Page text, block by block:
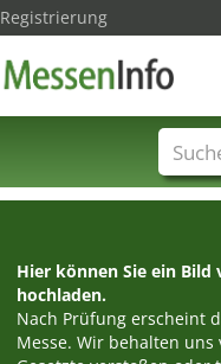
Hier können Sie ein
hochladen.
Nach Prüfung erscheint
Messe. Wir behalten
Registrierung